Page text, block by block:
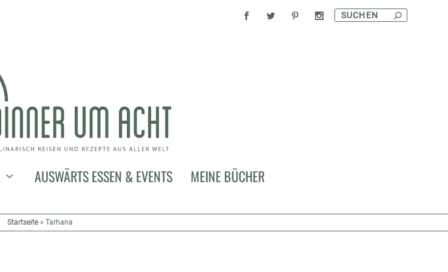
AUSWÄRTS ESSEN & EVENTS MEINE BÜCHER
Startseite » Tarhana